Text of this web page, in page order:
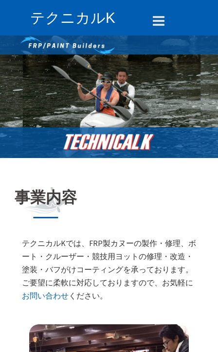
ン
ツ
へ
ス
キ
ッ
プ
テクニカルK
事業内容
テクニカルKでは、FRP製カヌーの製作・修理、ボ
ート・クルーザー・競技用ヨットの修理・改造・
塗装・バフがけコーティングを承っております。
ご要望に柔軟に対応しておりますので、お気軽に
お問い合わせ ください。